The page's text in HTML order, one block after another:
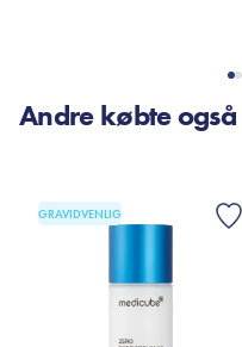
Andre købte også
GRAVIDVENLIG